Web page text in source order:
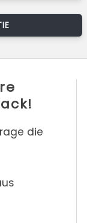
die